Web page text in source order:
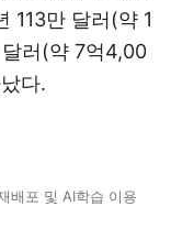
113만 달러(약 1
러(약 7억4,00
다.
배포 및 AI학습 이용